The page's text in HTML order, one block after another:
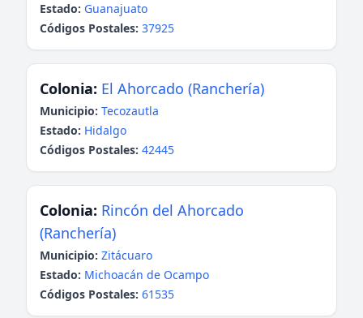
Estado: Guanajuato
Códigos Postales: 37925
Colonia: El Ahorcado (Ranchería)
Municipio: Tecozautla
Estado: Hidalgo
Códigos Postales: 42445
Colonia: Rincón del Ahorcado
(Ranchería)
Municipio: Zitácuaro
Estado: Michoacán de Ocampo
Códigos Postales: 61535